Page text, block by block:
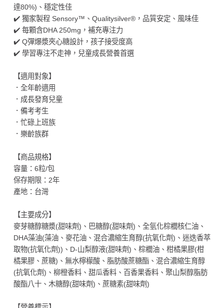
達80%)、穩定性佳
✔️ 獨家製程 Sensory™、Qualitysilver®，品質安定、風味佳
✔️ 每顆含DHA 250mg，補充專注力
✔️ Q彈爆漿夾心糖設計，孩子接受度高
✔️ 學習專注不走神，兒童成長營養首選
【適用對象】
．全年齡適用
．成長發育兒童
．備考考生
．忙碌上班族
．樂齡族群
【商品規格】
容量：6粒/包
保存期限：2年
產地：台灣
【主要成分】
麥芽糖醇糖漿(甜味劑)、巴糖醇(甜味劑)、全氫化棕櫚核仁油、
DHA藻油(藻油、麥花油、混合濃縮生育醇(抗氧化劑)、迷迭香萃
取物(抗氧化劑))、D-山梨醇液(甜味劑)、棕櫚油、柑橘果膠(柑
橘果膠、蔗糖)、無水檸檬酸、脂肪酸蔗糖酯、混合濃縮生育醇
(抗氧化劑)、柳橙香料、甜瓜香料、百香果香料、聚山梨醇脂肪
酸酯八十、木糖醇(甜味劑)、蔗糖素(甜味劑)